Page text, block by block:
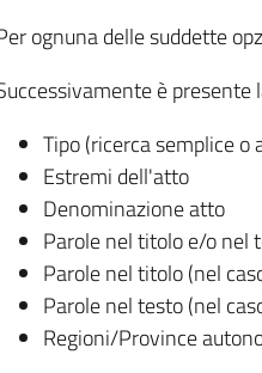
ognuna delle suddette
è presente
Tipo (ricerca semplice o
Estremi dell'atto
Denominazione atto
Parole nel titolo e/o nel
Parole nel titolo (nel
Parole nel testo (nel
Regioni/Province